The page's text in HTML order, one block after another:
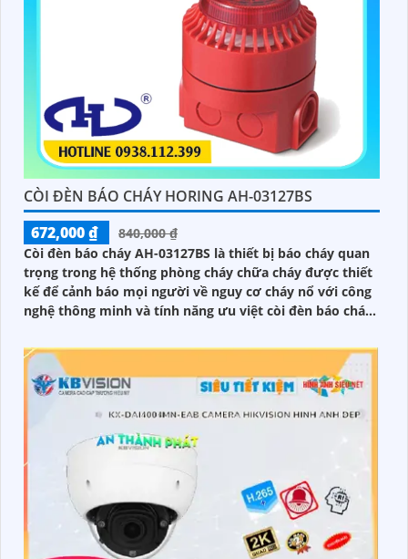
CÒI ĐÈN BÁO CHÁY HORING AH-03127BS
672,000 ₫
840,000 ₫
Còi đèn báo cháy AH-03127BS là thiết bị báo cháy quan
trọng trong hệ thống phòng cháy chữa cháy được thiết
kế để cảnh báo mọi người về nguy cơ cháy nổ với công
nghệ thông minh và tính năng ưu việt còi đèn báo cháy
cảnh báo nhanh chóng góp phần giảm thiểu thiệt hại và
đảm bảo an toàn cho người và tài sản.